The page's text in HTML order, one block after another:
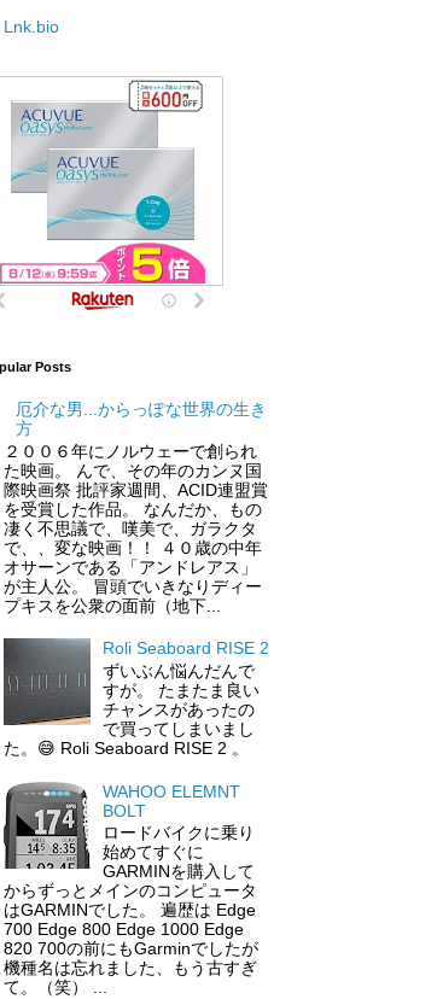
Lnk.bio
Posts
厄介な男...からっぽな世界の生き
方
２００６年にノルウェーで創られ
た映画。 んで、その年のカンヌ国
際映画祭 批評家週間、ACID連盟賞
を受賞した作品。 なんだか、もの
凄く不思議で、嘆美で、ガラクタ
で、、変な映画！！ ４０歳の中年
オサーンである「アンドレアス」
が主人公。 冒頭でいきなりディー
プキスを公衆の面前（地下...
Roli Seaboard RISE 2
ずいぶん悩んだんで
すが。 たまたま良い
チャンスがあったの
で買ってしまいまし
た。😅 Roli Seaboard RISE 2 。
WAHOO ELEMNT
BOLT
ロードバイクに乗り
始めてすぐに
GARMINを購入して
からずっとメインのコンピュータ
はGARMINでした。 遍歴は Edge
700 Edge 800 Edge 1000 Edge
820 700の前にもGarminでしたが
機種名は忘れました、もう古すぎ
て。（笑） ...